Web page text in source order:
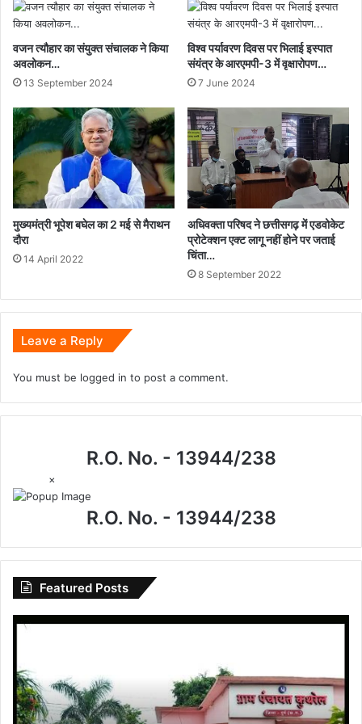
सांसद
अग्रवाल...
वजन त्यौहार का संयुक्त संचालक ने किया
अवलोकन…
13 September 2024
विश्व पर्यावरण दिवस पर भिलाई इस्पात
संयंत्र के आरएमपी-3 में वृक्षारोपण…
7 June 2024
मुख्यमंत्री भूपेश बघेल का 2 मई से मैराथन
दौरा
14 April 2022
अधिवक्ता परिषद ने छत्तीसगढ़ में एडवोकेट
प्रोटेक्शन एक्ट लागू नहीं होने पर जताई
चिंता…
8 September 2022
Leave a Reply
You must be logged in to post a comment.
R.O. No. - 13944/238
×
R.O. No. - 13944/238
Featured Posts
गाँव
से
न्याय
की